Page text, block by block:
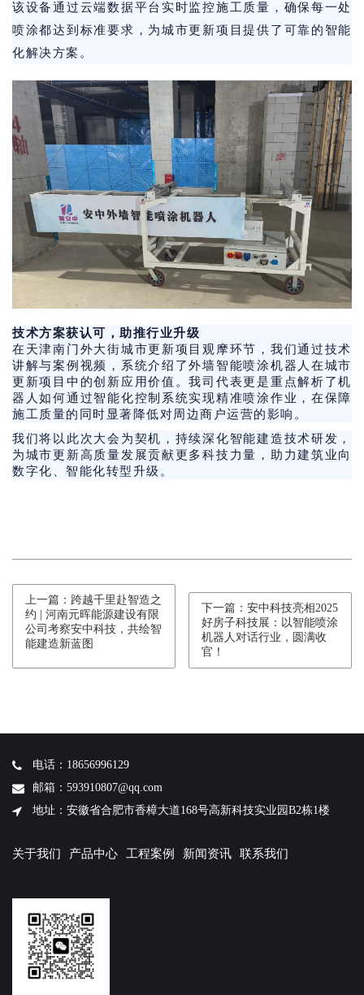
该设备通过云端数据平台实时监控施工质量，确保每一处
喷涂都达到标准要求，为城市更新项目提供了可靠的智能
化解决方案。
技术方案获认可，助推行业升级
在天津南门外大街城市更新项目观摩环节，我们通过技术
讲解与案例视频，系统介绍了外墙智能喷涂机器人在城市
更新项目中的创新应用价值。我司代表更是重点解析了机
器人如何通过智能化控制系统实现精准喷涂作业，在保障
施工质量的同时显著降低对周边商户运营的影响。
我们将以此次大会为契机，持续深化智能建造技术研发，
为城市更新高质量发展贡献更多科技力量，助力建筑业向
数字化、智能化转型升级。
上一篇：跨越千里赴智造之
约 | 河南元晖能源建设有限
公司考察安中科技，共绘智
能建造新蓝图
下一篇：安中科技亮相2025
好房子科技展：以智能喷涂
机器人对话行业，圆满收
官！
电话：18656996129
邮箱：593910807@qq.com
地址：安徽省合肥市香樟大道168号高新科技实业园B2栋1楼
关于我们 产品中心 工程案例 新闻资讯 联系我们